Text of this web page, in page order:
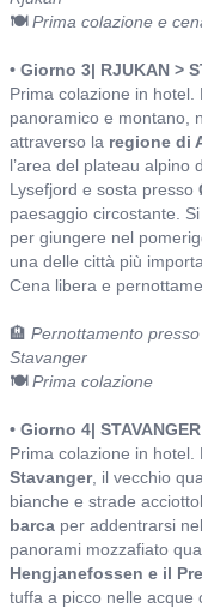
🍽️Prima colazione e
• Giorno 3| RJUKAN >
Prima colazione in
panoramico e montano,
attraverso la regione di
l’area del plateau alpino
Lysefjord e sosta presso
paesaggio circostante.
per giungere nel
una delle città più
Cena libera e
🏨 Pernottamento
Stavanger
🍽️Prima colazione
• Giorno 4|
Prima colazione in
Stavanger, il vecchio
bianche e strade
barca per addentrarsi
panorami mozzafiato
Hengjanefossen e il
tuffa a picco nelle acque